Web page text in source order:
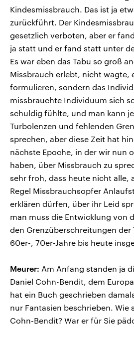
Kindesmissbrauch. Das ist ja
zurückführt. Der
gesetzlich verboten, aber er
ja statt und er fand statt unter
Es war eben das Tabu so groß
Missbrauch erlebt, nicht wagte,
formulieren, sondern das
missbrauchte Individuum sich
schuldig fühlte, und man kann
Turbolenzen und fehlenden
sprechen, aber diese Zeit hat
nächste Epoche, in der wir nun
haben, über Missbrauch zu
sehr froh, dass heute nicht alle,
Regel Missbrauchsopfer
erklären dürfen, über ihr Leid
man muss die Entwicklung von
den Grenzüberschreitungen der
60er-, 70er-Jahre bis heute
Meurer: Am Anfang standen ja
Daniel Cohn-Bendit, dem
hat ein Buch geschrieben
nur Fantasien beschrieben. Wie
Cohn-Bendit? War er für Sie